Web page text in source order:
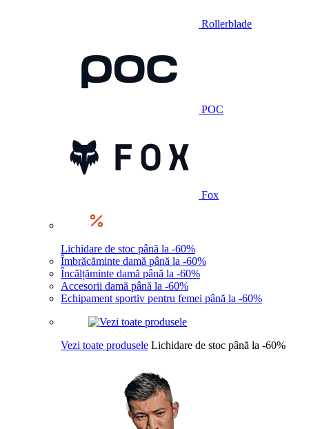
Rollerblade
POC
Fox
Lichidare de stoc până la -60%
Îmbrăcăminte damă până la -60%
Încălțăminte damă până la -60%
Accesorii damă până la -60%
Echipament sportiv pentru femei până la -60%
Vezi toate produsele Lichidare de stoc până la -60%